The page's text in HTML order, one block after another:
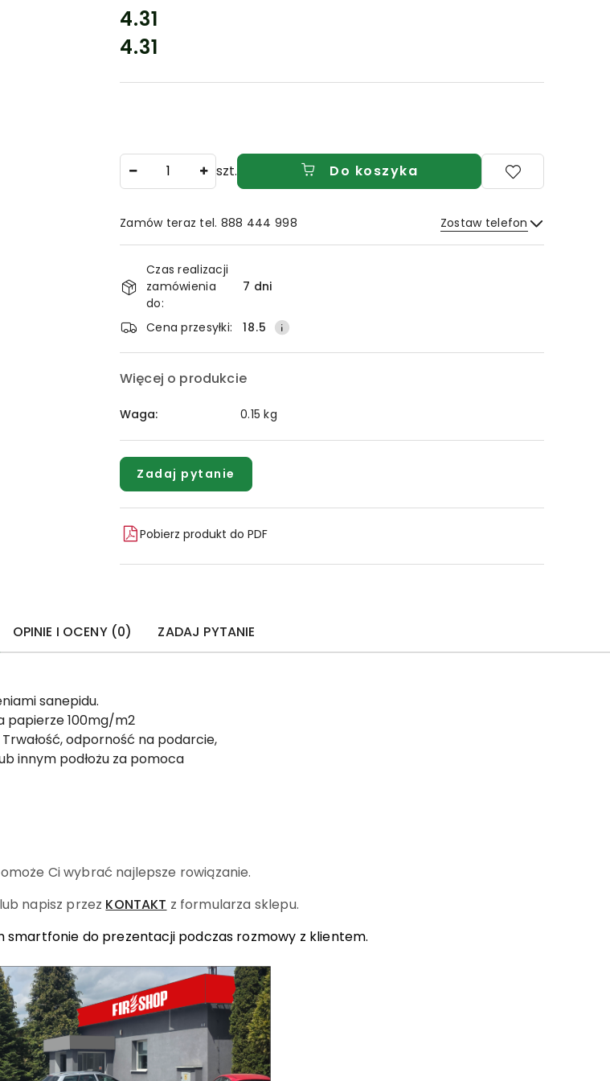
cena:
4.31
Cena:
4.31
szt. Do koszyka
Zamów teraz tel. 888 444 998 Zostaw telefon
Wyślij
Dostępność
i
dostawa
Czas realizacji
zamówienia
do:
7 dni
Cena przesyłki: 18.5
Więcej o produkcie
Waga: 0.15 kg
Zadaj pytanie
Pobierz produkt do PDF
OPINIE I OCENY (0) ZADAJ PYTANIE
sanepidu.
papierze 100mg/m2
odporność na podarcie,
innym podłożu za pomoca
Ci wybrać najlepsze rowiązanie.
lub napisz przez KONTAKT z formularza sklepu.
smartfonie do prezentacji podczas rozmowy z klientem.